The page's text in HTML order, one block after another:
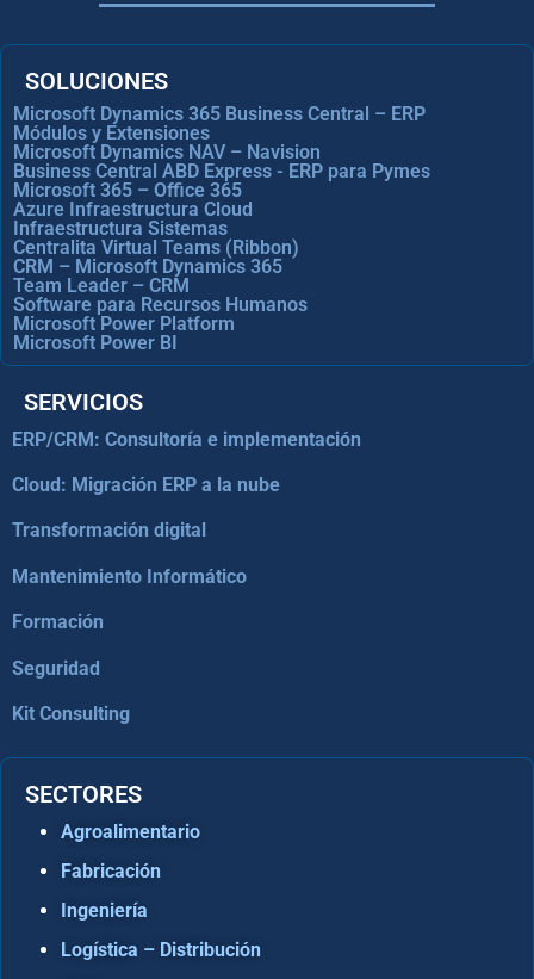
SOLUCIONES
Microsoft Dynamics 365 Business Central – ERP
Módulos y Extensiones
Microsoft Dynamics NAV – Navision
Business Central ABD Express - ERP para Pymes
Microsoft 365 – Office 365
Azure Infraestructura Cloud
Infraestructura Sistemas
Centralita Virtual Teams (Ribbon)
CRM – Microsoft Dynamics 365
Team Leader – CRM
Software para Recursos Humanos
Microsoft Power Platform
Microsoft Power BI
SERVICIOS
ERP/CRM: Consultoría e implementación
Cloud: Migración ERP a la nube
Transformación digital
Mantenimiento Informático
Formación
Seguridad
Kit Consulting
SECTORES
Agroalimentario
Fabricación
Ingeniería
Logística – Distribución